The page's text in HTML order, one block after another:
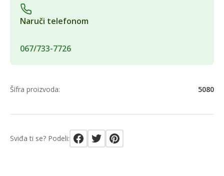
Naruči telefonom
067/733-7726
Šifra proizvoda: 5080
Sviđa ti se? Podeli: